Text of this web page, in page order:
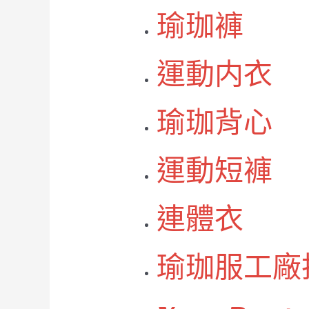
瑜珈褲
運動内衣
瑜珈背心
運動短褲
連體衣
瑜珈服工